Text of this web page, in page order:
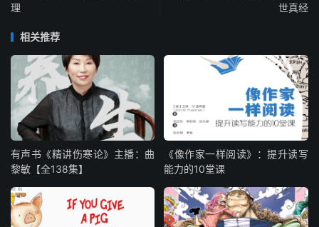
理
世真经
相关推荐
有声书《精讲伤寒论》主播：曲
黎敏【全138集】
《像作家一样阅读》：提升读写
能力的10堂课